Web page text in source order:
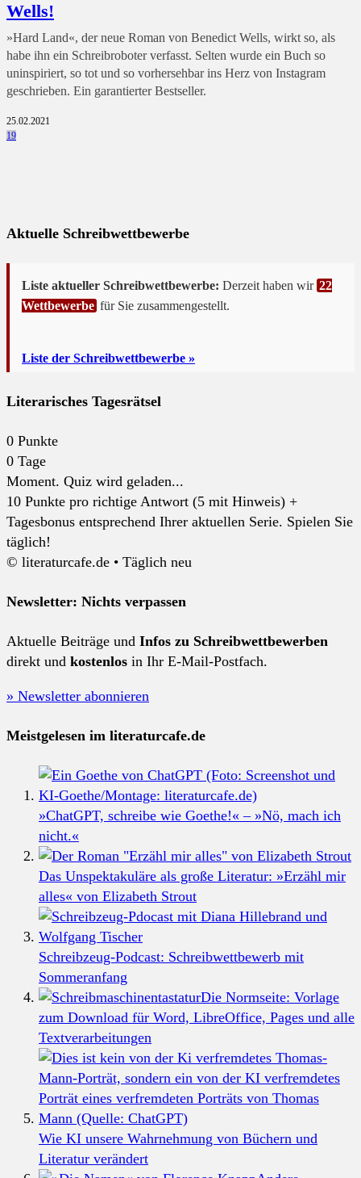
Wells!
»Hard Land«, der neue Roman von Benedict Wells, wirkt so, als
habe ihn ein Schreibroboter verfasst. Selten wurde ein Buch so
uninspiriert, so tot und so vorhersehbar ins Herz von Instagram
geschrieben. Ein garantierter Bestseller.
25.02.2021
19
Aktuelle Schreibwettbewerbe
Liste aktueller Schreibwettbewerbe: Derzeit haben wir 22
Wettbewerbe für Sie zusammengestellt.
Liste der Schreibwettbewerbe »
Literarisches Tagesrätsel
0 Punkte
0 Tage
Moment. Quiz wird geladen...
10 Punkte pro richtige Antwort (5 mit Hinweis) +
Tagesbonus entsprechend Ihrer aktuellen Serie. Spielen Sie
täglich!
© literaturcafe.de • Täglich neu
Newsletter: Nichts verpassen
Aktuelle Beiträge und Infos zu Schreibwettbewerben
direkt und kostenlos in Ihr E-Mail-Postfach.
» Newsletter abonnieren
Meistgelesen im literaturcafe.de
»ChatGPT, schreibe wie Goethe!« – »Nö, mach ich
nicht.«
Das Unspektakuläre als große Literatur: »Erzähl mir
alles« von Elizabeth Strout
Schreibzeug-Podcast: Schreibwettbewerb mit
Sommeranfang
Die Normseite: Vorlage
zum Download für Word, LibreOffice, Pages und alle
Textverarbeitungen
Wie KI unsere Wahrnehmung von Büchern und
Literatur verändert